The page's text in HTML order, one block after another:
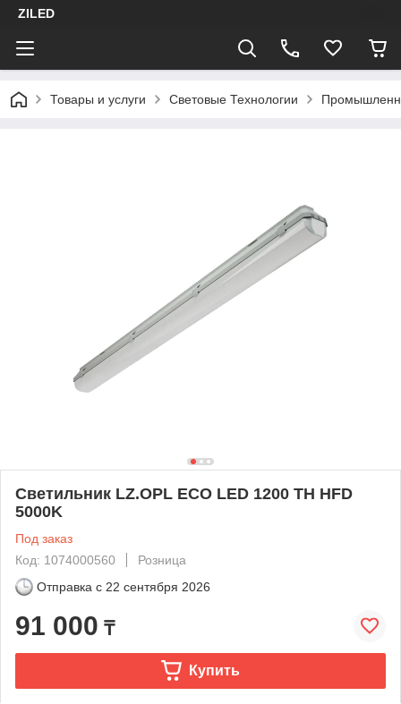
ZILED
Товары и услуги Световые Технологии
Светильник LZ.OPL ECO LED 1200 TH HFD
5000K
Под заказ
Код: 1074000560
Розница
Отправка с 22 сентября 2026
91 000 ₸
Купить